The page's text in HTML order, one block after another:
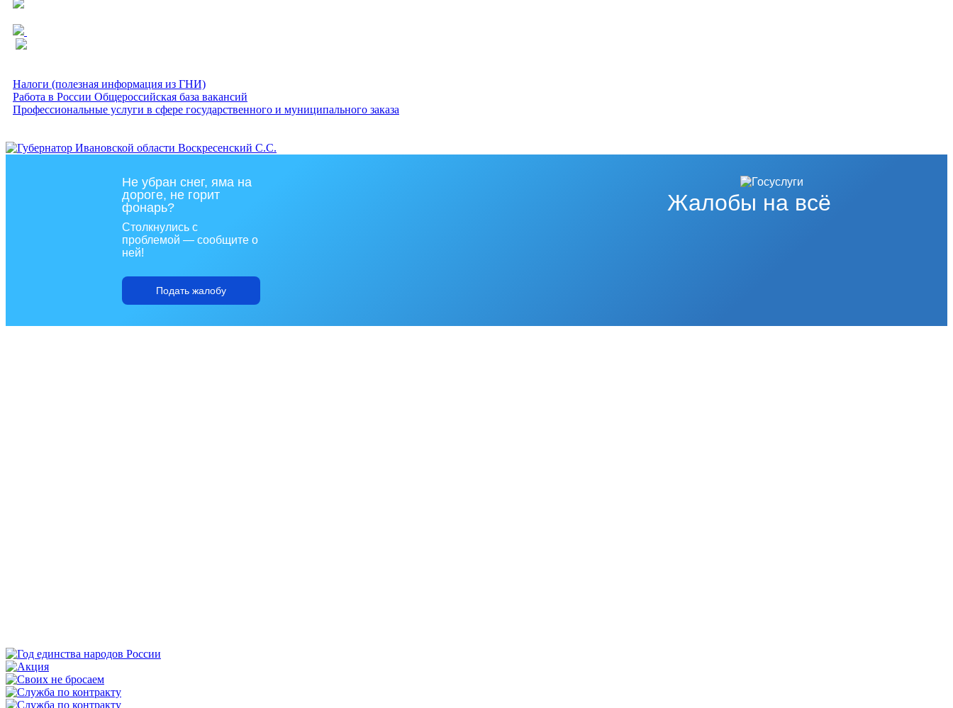
Налоги (полезная информация из ГНИ)
Работа в России Общероссийская база вакансий
Профессиональные услуги в сфере государственного и муниципального заказа
Жалобы на всё
Не убран снег, яма на
дороге, не горит
фонарь?
Столкнулись с
проблемой — сообщите о
ней!
Подать жалобу